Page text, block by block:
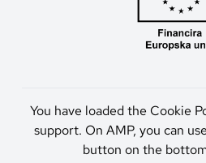
You have loaded the Cookie
support. On AMP, you can
button on the